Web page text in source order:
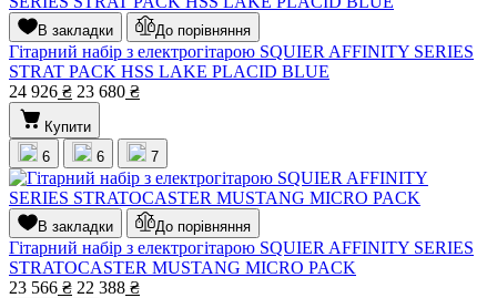
В закладки До порівняння
Гітарний набір з електрогітарою SQUIER AFFINITY SERIES
STRAT PACK HSS LAKE PLACID BLUE
24 926 ₴ 23 680 ₴
Купити
6
6 7
В закладки До порівняння
Гітарний набір з електрогітарою SQUIER AFFINITY SERIES
STRATOCASTER MUSTANG MICRO PACK
23 566 ₴ 22 388 ₴